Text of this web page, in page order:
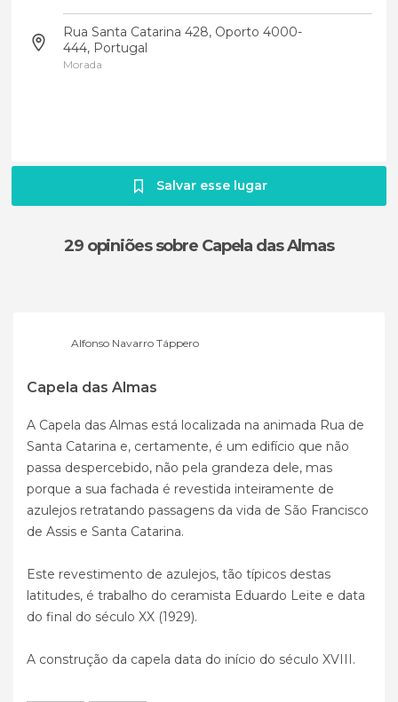
Rua Santa Catarina 428, Oporto 4000-
444, Portugal
Morada
Salvar esse lugar
29 opiniõessobre Capela das Almas
Alfonso Navarro Táppero
Capela das Almas
A Capela das Almas está localizada na animada Rua de
Santa Catarina e, certamente, é um edifício que não
passa despercebido, não pela grandeza dele, mas
porque a sua fachada é revestida inteiramente de
azulejos retratando passagens da vida de São Francisco
de Assis e Santa Catarina.
Este revestimento de azulejos, tão típicos destas
latitudes, é trabalho do ceramista Eduardo Leite e data
do final do século XX (1929).
A construção da capela data do início do século XVIII.